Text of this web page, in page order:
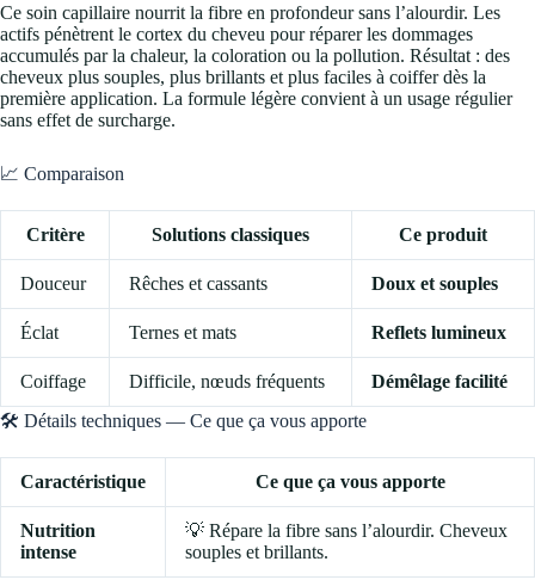
Ce soin capillaire nourrit la fibre en profondeur sans l’alourdir. Les
actifs pénètrent le cortex du cheveu pour réparer les dommages
accumulés par la chaleur, la coloration ou la pollution. Résultat : des
cheveux plus souples, plus brillants et plus faciles à coiffer dès la
première application. La formule légère convient à un usage régulier
sans effet de surcharge.
📈 Comparaison
Critère Solutions classiques Ce produit
Douceur Rêches et cassants Doux et souples
Éclat Ternes et mats Reflets lumineux
Coiffage Difficile, nœuds fréquents
Démêlage facilité
🛠️ Détails techniques — Ce que ça vous apporte
Caractéristique Ce que ça vous apporte
Nutrition
intense
💡 Répare la fibre sans l’alourdir. Cheveux
souples et brillants.